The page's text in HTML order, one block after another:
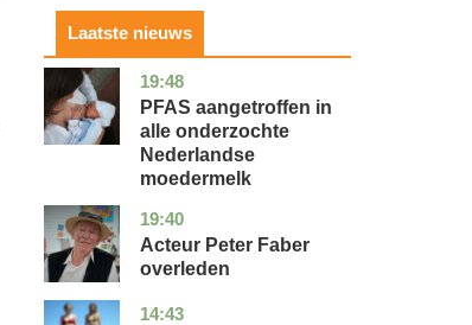
Laatste nieuws
19:48
utrecht
gezondheid
PFAS aangetroffen in
alle onderzochte
Nederlandse
moedermelk
19:40
noord-
holland
glossy
Acteur Peter Faber
overleden
14:43
utrecht
nieuws